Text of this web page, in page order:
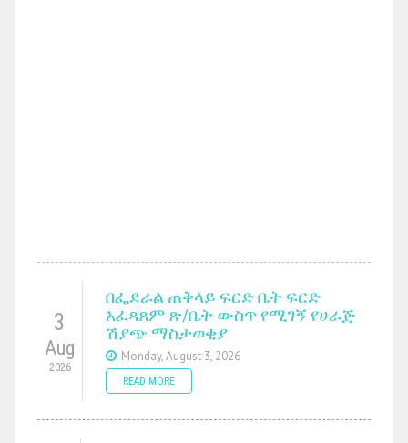
3
Aug
2026
በፌደራል ጠቅላይ ፍርድ ቤት ፍርድ
አፈጻጸም ጽ/ቤት ውስጥ የሚገኝ የሀራጅ
ሽያጭ ማስታወቂያ
Monday, August 3, 2026
READ MORE